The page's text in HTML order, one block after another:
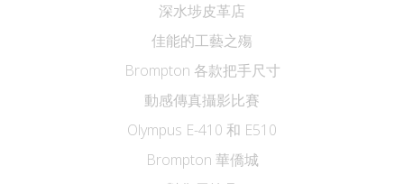
深水埗皮革店
佳能的工藝之殤
Brompton 各款把手尺寸
動感傳真攝影比賽
Olympus E-410 和 E510
Brompton 華僑城